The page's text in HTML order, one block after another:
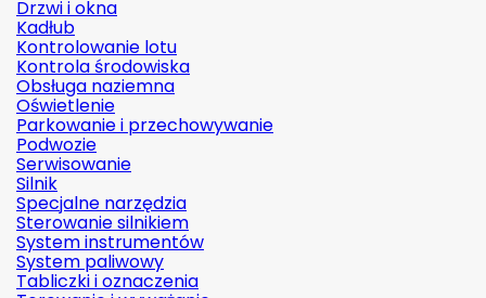
Drzwi i okna
Kadłub
Kontrolowanie lotu
Kontrola środowiska
Obsługa naziemna
Oświetlenie
Parkowanie i przechowywanie
Podwozie
Serwisowanie
Silnik
Specjalne narzędzia
Sterowanie silnikiem
System instrumentów
System paliwowy
Tabliczki i oznaczenia